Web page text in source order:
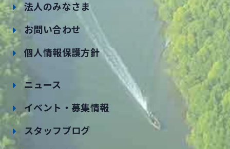
法人のみなさま
お問い合わせ
個人情報保護方針
ニュース
イベント・募集情報
スタッフブログ